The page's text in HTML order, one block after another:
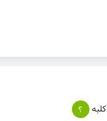
کلبه
؟